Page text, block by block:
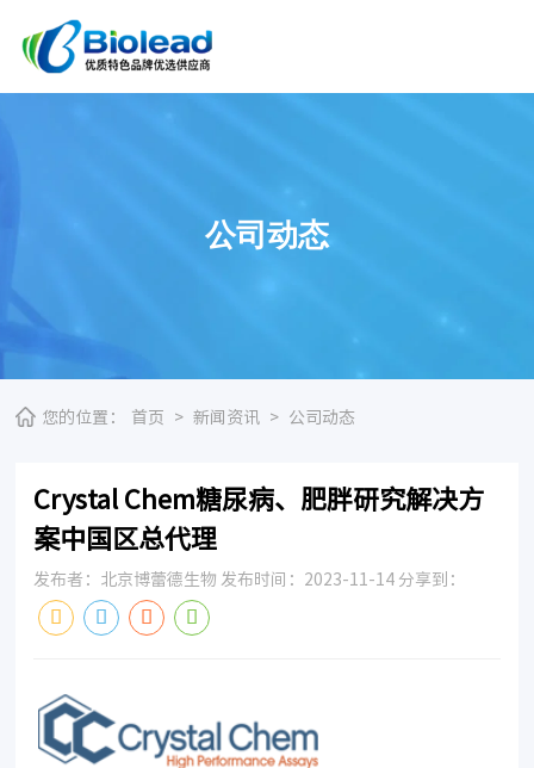
公司动态
您的位置： 首页 > 新闻资讯 > 公司动态
Crystal Chem糖尿病、肥胖研究解决方
案中国区总代理
发布者：北京博蕾德生物 发布时间：2023-11-14 分享到：